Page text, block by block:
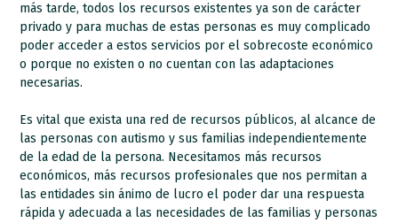
más tarde, todos los recursos existentes ya son de carácter
privado y para muchas de estas personas es muy complicado
poder acceder a estos servicios por el sobrecoste económico
o porque no existen o no cuentan con las adaptaciones
necesarias.
Es vital que exista una red de recursos públicos, al alcance de
las personas con autismo y sus familias independientemente
de la edad de la persona. Necesitamos más recursos
económicos, más recursos profesionales que nos permitan a
las entidades sin ánimo de lucro el poder dar una respuesta
rápida y adecuada a las necesidades de las familias y personas